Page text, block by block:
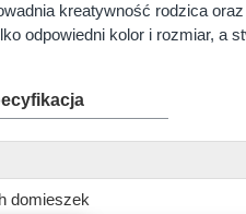
kreatywność rodzica
odpowiedni kolor i rozmiar, a
domieszek